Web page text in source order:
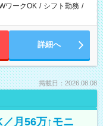
ワークOK / シフト勤務 /
詳細へ
掲載日：2026.08.08
／月56万↑モニ